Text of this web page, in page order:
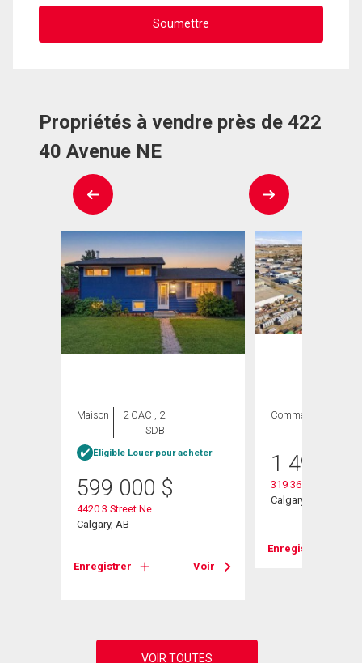
Propriétés à vendre près de 422
40 Avenue NE
Maison
2 CAC , 2
SDB
Éligible Louer pour acheter
599 000 $
4420 3 Street Ne
Calgary, AB
Enregistrer Voir
Commercial
1 499
319 36 Avenue Ne
Calgary, AB
Enregistrer